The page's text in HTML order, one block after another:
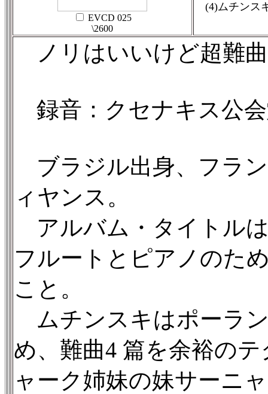
EVCD 025
\2600
(4)ムチンス
ノリはいいけど超難
録音：クセナキス公会
ブラジル出身、フラ
ィヤンス。
アルバム・タイトル
フルートとピアノのた
こと。
ムチンスキはポーラ
め、難曲4 篇を余裕の
ャーク姉妹の妹サーニ